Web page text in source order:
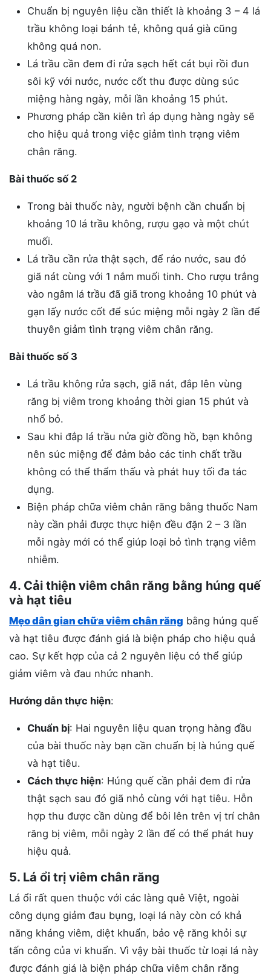
Chuẩn bị nguyên liệu cần thiết là khoảng 3 – 4 lá
trầu không loại bánh tẻ, không quá già cũng
không quá non.
Lá trầu cần đem đi rửa sạch hết cát bụi rồi đun
sôi kỹ với nước, nước cốt thu được dùng súc
miệng hàng ngày, mỗi lần khoảng 15 phút.
Phương pháp cần kiên trì áp dụng hàng ngày sẽ
cho hiệu quả trong việc giảm tình trạng viêm
chân răng.
Bài thuốc số 2
Trong bài thuốc này, người bệnh cần chuẩn bị
khoảng 10 lá trầu không, rượu gạo và một chút
muối.
Lá trầu cần rửa thật sạch, để ráo nước, sau đó
giã nát cùng với 1 nắm muối tinh. Cho rượu trắng
vào ngâm lá trầu đã giã trong khoảng 10 phút và
gạn lấy nước cốt để súc miệng mỗi ngày 2 lần để
thuyên giảm tình trạng viêm chân răng.
Bài thuốc số 3
Lá trầu không rửa sạch, giã nát, đắp lên vùng
răng bị viêm trong khoảng thời gian 15 phút và
nhổ bỏ.
Sau khi đắp lá trầu nửa giờ đồng hồ, bạn không
nên súc miệng để đảm bảo các tinh chất trầu
không có thể thẩm thấu và phát huy tối đa tác
dụng.
Biện pháp chữa viêm chân răng bằng thuốc Nam
này cần phải được thực hiện đều đặn 2 – 3 lần
mỗi ngày mới có thể giúp loại bỏ tình trạng viêm
nhiễm.
4. Cải thiện viêm chân răng bằng húng quế
và hạt tiêu
Mẹo dân gian chữa viêm chân răng bằng húng quế
và hạt tiêu được đánh giá là biện pháp cho hiệu quả
cao. Sự kết hợp của cả 2 nguyên liệu có thể giúp
giảm viêm và đau nhức nhanh.
Hướng dẫn thực hiện:
Chuẩn bị: Hai nguyên liệu quan trọng hàng đầu
của bài thuốc này bạn cần chuẩn bị là húng quế
và hạt tiêu.
Cách thực hiện: Húng quế cần phải đem đi rửa
thật sạch sau đó giã nhỏ cùng với hạt tiêu. Hỗn
hợp thu được cần dùng để bôi lên trên vị trí chân
răng bị viêm, mỗi ngày 2 lần để có thể phát huy
hiệu quả.
5. Lá ổi trị viêm chân răng
Lá ổi rất quen thuộc với các làng quê Việt, ngoài
công dụng giảm đau bụng, loại lá này còn có khả
năng kháng viêm, diệt khuẩn, bảo vệ răng khỏi sự
tấn công của vi khuẩn. Vì vậy bài thuốc từ loại lá này
được đánh giá là biện pháp chữa viêm chân răng